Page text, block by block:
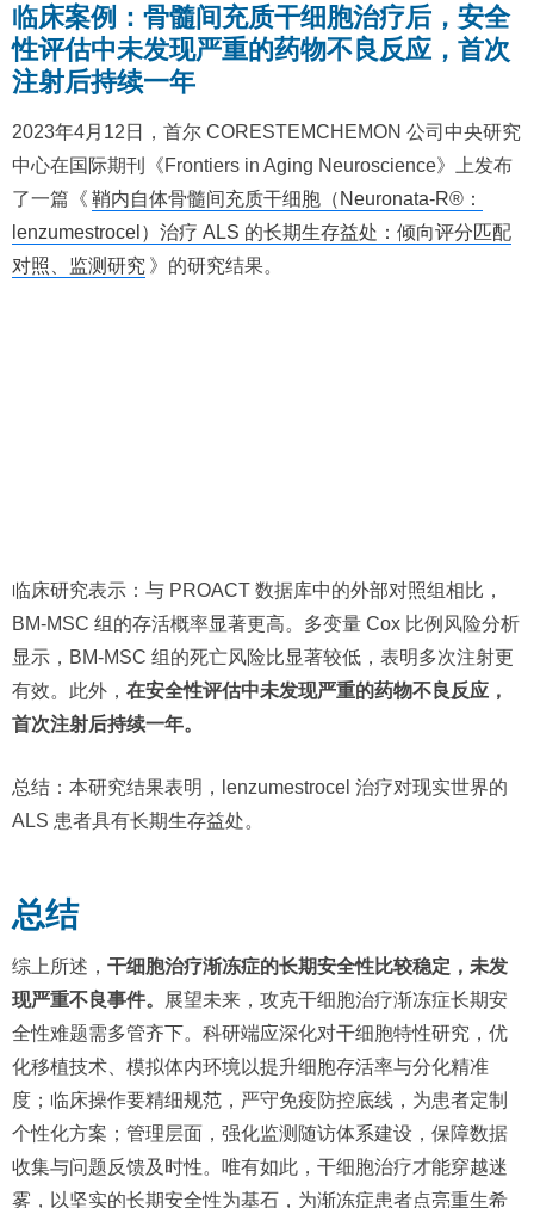
临床案例：骨髓间充质干细胞治疗后，安全
性评估中未发现严重的药物不良反应，首次
注射后持续一年
2023年4月12日，首尔 CORESTEMCHEMON 公司中央研究
中心在国际期刊《Frontiers in Aging Neuroscience》上发布
了一篇《 鞘内自体骨髓间充质干细胞（Neuronata-R®：
lenzumestrocel）治疗 ALS 的长期生存益处：倾向评分匹配
对照、监测研究 》的研究结果。
临床研究表示：与 PROACT 数据库中的外部对照组相比，
BM-MSC 组的存活概率显著更高。多变量 Cox 比例风险分析
显示，BM-MSC 组的死亡风险比显著较低，表明多次注射更
有效。此外， 在安全性评估中未发现严重的药物不良反应，
首次注射后持续一年。
总结：本研究结果表明，lenzumestrocel 治疗对现实世界的
ALS 患者具有长期生存益处。
总结
综上所述， 干细胞治疗渐冻症的长期安全性比较稳定，未发
现严重不良事件。
展望未来，攻克干细胞治疗渐冻症长期安
全性难题需多管齐下。科研端应深化对干细胞特性研究，优
化移植技术、模拟体内环境以提升细胞存活率与分化精准
度；临床操作要精细规范，严守免疫防控底线，为患者定制
个性化方案；管理层面，强化监测随访体系建设，保障数据
收集与问题反馈及时性。唯有如此，干细胞治疗才能穿越迷
雾，以坚实的长期安全性为基石，为渐冻症患者点亮重生希